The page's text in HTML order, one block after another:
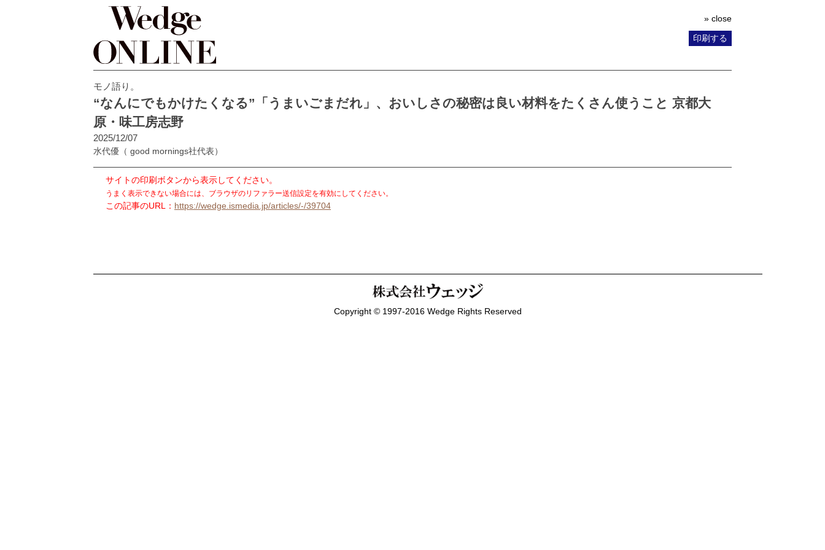
» close
印刷する
モノ語り。
“なんにでもかけたくなる”「うまいごまだれ」、おいしさの秘密は良い材料をたくさん使うこと 京都大
原・味工房志野
2025/12/07
水代優 （ good mornings社代表）
サイトの印刷ボタンから表示してください。
うまく表示できない場合には、ブラウザのリファラー送信設定を有効にしてください。
この記事のURL： https://wedge.ismedia.jp/articles/-/39704
Copyright © 1997-2016 Wedge Rights Reserved